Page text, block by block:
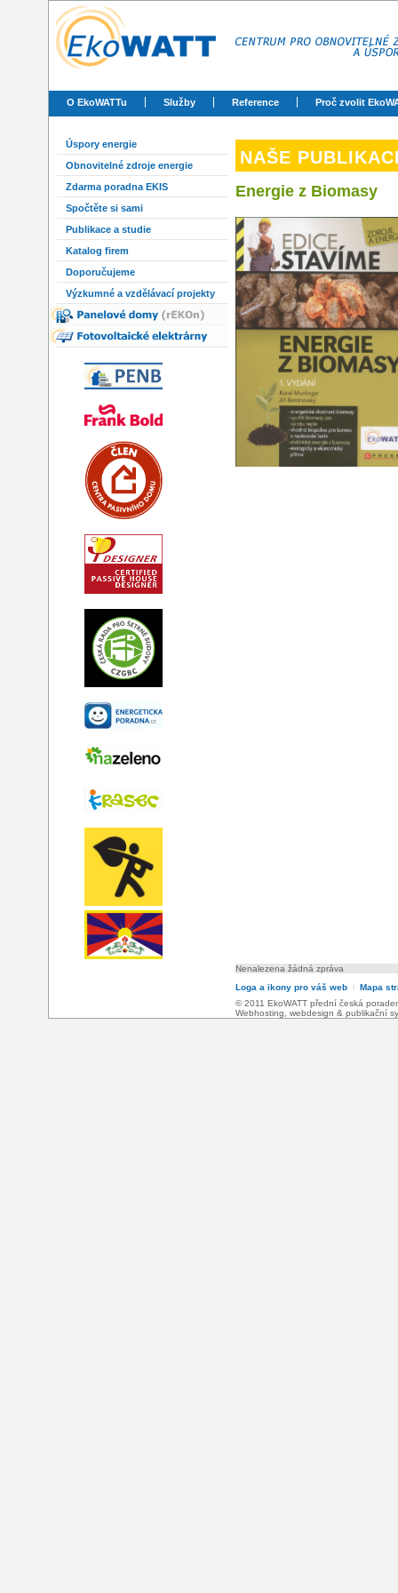
O EkoWATTu Služby Reference Proč zvolit
Úspory energie
Obnovitelné zdroje energie
Zdarma poradna EKIS
Spočtěte si sami
Publikace a studie
Katalog firem
Doporučujeme
Výzkumné a vzdělávací projekty
NAŠE
Energie z Biomasy
Nenalezena žádná zpráva
Loga a ikony pro váš web l Mapa
© 2011 EkoWATT přední česká
Webhosting
webdesign & publikační